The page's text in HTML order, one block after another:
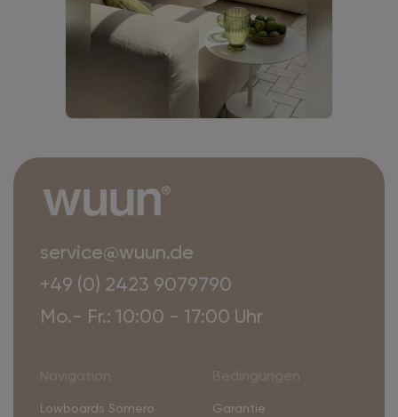
service@wuun.de
+49 (0) 2423 9079790
Mo.- Fr.: 10:00 - 17:00 Uhr
Lowboards Somero
Garantie